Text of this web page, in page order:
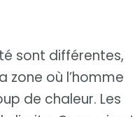
sont différentes,
où l’homme
de chaleur. Les